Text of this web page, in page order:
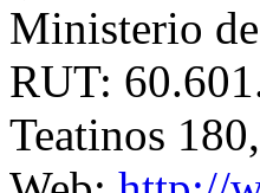
Ministerio
RUT:
Teatinos